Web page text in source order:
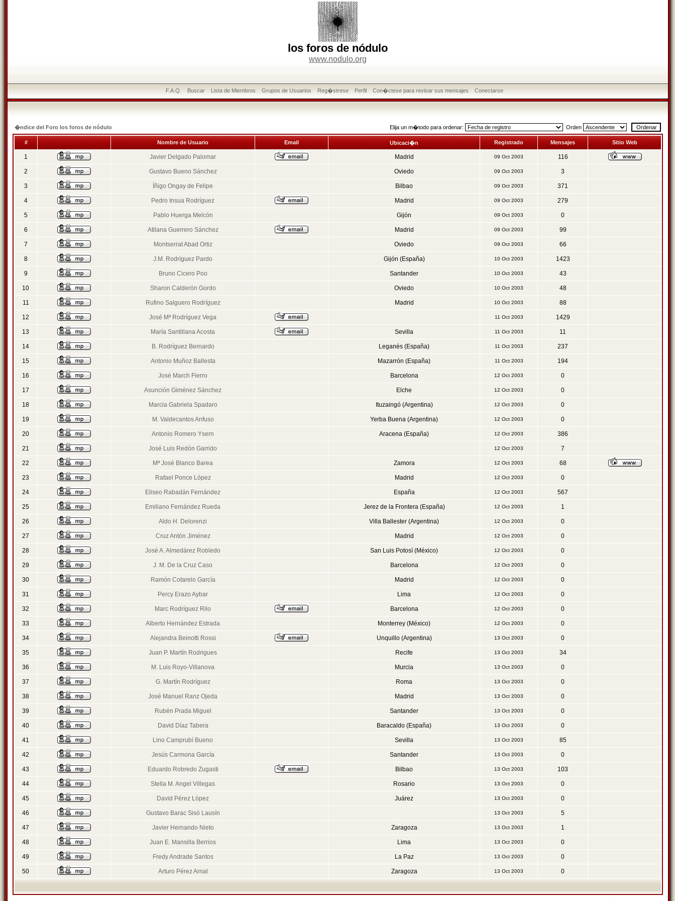
los foros de nódulo
www.nodulo.org
F.A.Q. Buscar Lista de Miembros Grupos de Usuarios Reg�strese Perfil Con�ctese para revisar sus mensajes Conectarse
�ndice del Foro los foros de nódulo Elija un m�todo para ordenar: Orden
# Nombre de Usuario Email Ubicaci�n Registrado Mensajes Sitio Web
1 Javier Delgado Palomar Madrid 09 Oct 2003 116
2 Gustavo Bueno Sánchez Oviedo 09 Oct 2003 3
3 Íñigo Ongay de Felipe Bilbao 09 Oct 2003 371
4 Pedro Insua Rodríguez Madrid 09 Oct 2003 279
5 Pablo Huerga Melcón Gijón 09 Oct 2003 0
6 Atilana Guerrero Sánchez Madrid 09 Oct 2003 99
7 Montserrat Abad Ortiz Oviedo 09 Oct 2003 66
8 J.M. Rodríguez Pardo Gijón (España) 10 Oct 2003 1423
9 Bruno Cicero Poo Santander 10 Oct 2003 43
10 Sharon Calderón Gordo Oviedo 10 Oct 2003 48
11 Rufino Salguero Rodríguez Madrid 10 Oct 2003 88
12 José Mª Rodríguez Vega 11 Oct 2003 1429
13 María Santillana Acosta Sevilla 11 Oct 2003 11
14 B. Rodríguez Bernardo Leganés (España) 11 Oct 2003 237
15 Antonio Muñoz Ballesta Mazarrón (España) 11 Oct 2003 194
16 José March Fierro Barcelona 12 Oct 2003 0
17 Asunción Giménez Sánchez Elche 12 Oct 2003 0
18 Marcia Gabriela Spadaro Ituzaingó (Argentina) 12 Oct 2003 0
19 M. Valdecantos Anfuso Yerba Buena (Argentina) 12 Oct 2003 0
20 Antonio Romero Ysern Aracena (España) 12 Oct 2003 386
21 José Luis Redón Garrido 12 Oct 2003 7
22 Mª José Blanco Barea Zamora 12 Oct 2003 68
23 Rafael Ponce López Madrid 12 Oct 2003 0
24 Eliseo Rabadán Fernández España 12 Oct 2003 567
25 Emiliano Fernández Rueda Jerez de la Frontera (España) 12 Oct 2003 1
26 Aldo H. Delorenzi Villa Ballester (Argentina) 12 Oct 2003 0
27 Cruz Antón Jiménez Madrid 12 Oct 2003 0
28 José A. Almedárez Robledo San Luis Potosí (México) 12 Oct 2003 0
29 J. M. De la Cruz Caso Barcelona 12 Oct 2003 0
30 Ramón Cotarelo García Madrid 12 Oct 2003 0
31 Percy Erazo Aybar Lima 12 Oct 2003 0
32 Marc Rodríguez Rilo Barcelona 12 Oct 2003 0
33 Alberto Hernández Estrada Monterrey (México) 12 Oct 2003 0
34 Alejandra Beinotti Rossi Unquillo (Argentina) 13 Oct 2003 0
35 Juan P. Martín Rodrigues Recife 13 Oct 2003 34
36 M. Luis Royo-Villanova Murcia 13 Oct 2003 0
37 G. Martín Rodríguez Roma 13 Oct 2003 0
38 José Manuel Ranz Ojeda Madrid 13 Oct 2003 0
39 Rubén Prada Miguel Santander 13 Oct 2003 0
40 David Díaz Tabera Baracaldo (España) 13 Oct 2003 0
41 Lino Camprubí Bueno Sevilla 13 Oct 2003 85
42 Jesús Carmona García Santander 13 Oct 2003 0
43 Eduardo Robredo Zugasti Bilbao 13 Oct 2003 103
44 Stella M. Angel Villegas Rosario 13 Oct 2003 0
45 David Pérez López Juárez 13 Oct 2003 0
46 Gustavo Barac Sisó Lausín 13 Oct 2003 5
47 Javier Hernando Nieto Zaragoza 13 Oct 2003 1
48 Juan E. Mansilla Berrios Lima 13 Oct 2003 0
49 Fredy Andrade Santos La Paz 13 Oct 2003 0
50 Arturo Pérez Arnal Zaragoza 13 Oct 2003 0